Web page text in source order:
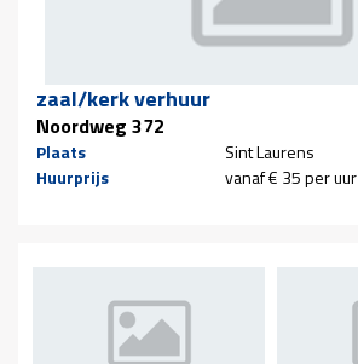
zaal/kerk verhuur
Noordweg 372
Plaats
Sint Laurens
Huurprijs
vanaf € 35 per uur